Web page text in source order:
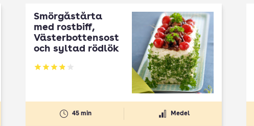
Smörgåstårta
med rostbiff,
Västerbottensost
och syltad rödlök
Betyg: 3.89 av 5
45 min Medel